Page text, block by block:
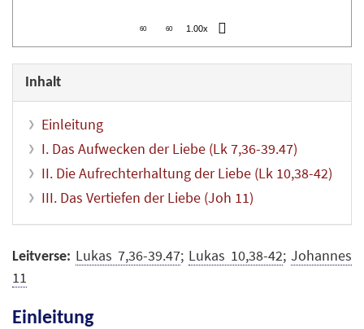
60 60 1.00x
Inhalt
Einleitung
I. Das Aufwecken der Liebe (Lk 7,36-39.47)
II. Die Aufrechterhaltung der Liebe (Lk 10,38-42)
III. Das Vertiefen der Liebe (Joh 11)
Leitverse: Lukas 7,36-39.47; Lukas 10,38-42;Johannes
11
Einleitung